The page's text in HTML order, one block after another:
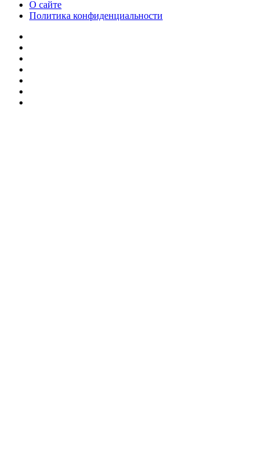
О сайте
Политика конфиденциальности